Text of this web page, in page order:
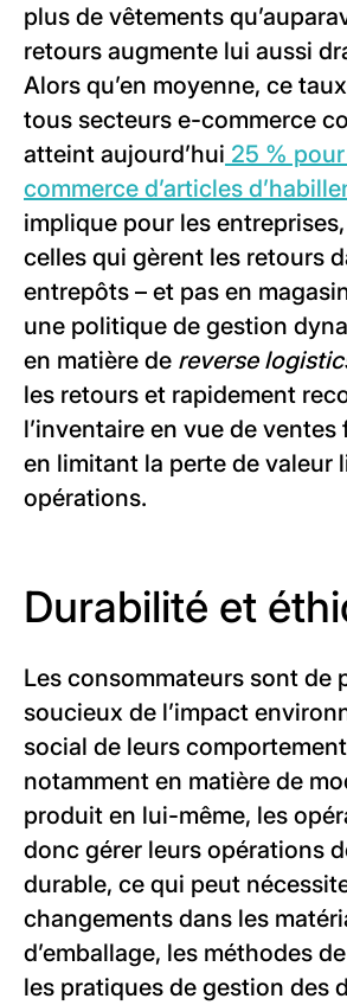
plus de vêtements
retours augmente lui aussi
Alors qu’en moyenne, ce
tous secteurs e-commerce
atteint aujourd’hui 25 %
commerce d’articles
implique pour les
celles qui gèrent les retours
entrepôts – et pas en
une politique de gestion
en matière de reverse
les retours et rapidement
l’inventaire en vue de
en limitant la perte de valeur
opérations.
Durabilité et
Les consommateurs sont de
soucieux de l’impact
social de leurs
notamment en matière de
produit en lui-même, les
donc gérer leurs opérations
durable, ce qui peut
changements dans les
d’emballage, les méthodes
les pratiques de gestion des